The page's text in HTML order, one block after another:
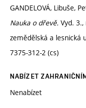
GANDELOVÁ, Libuše,
Nauka o dřevě. Vyd.
zemědělská a lesnická
7375-312-2 (cs)
NABÍZET
Nenabízet